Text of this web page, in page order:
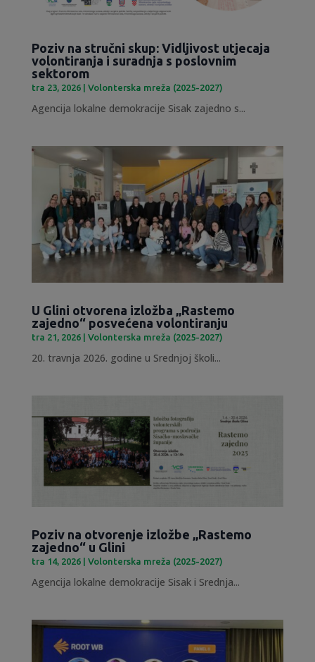
Poziv na stručni skup: Vidljivost utjecaja
volontiranja i suradnja s poslovnim
sektorom
tra 23, 2026| Volonterska mreža (2025-2027)
Agencija lokalne demokracije Sisak zajedno s...
U Glini otvorena izložba „Rastemo
zajedno“ posvećena volontiranju
tra 21, 2026| Volonterska mreža (2025-2027)
20. travnja 2026. godine u Srednjoj školi...
Poziv na otvorenje izložbe „Rastemo
zajedno“ u Glini
tra 14, 2026| Volonterska mreža (2025-2027)
Agencija lokalne demokracije Sisak i Srednja...